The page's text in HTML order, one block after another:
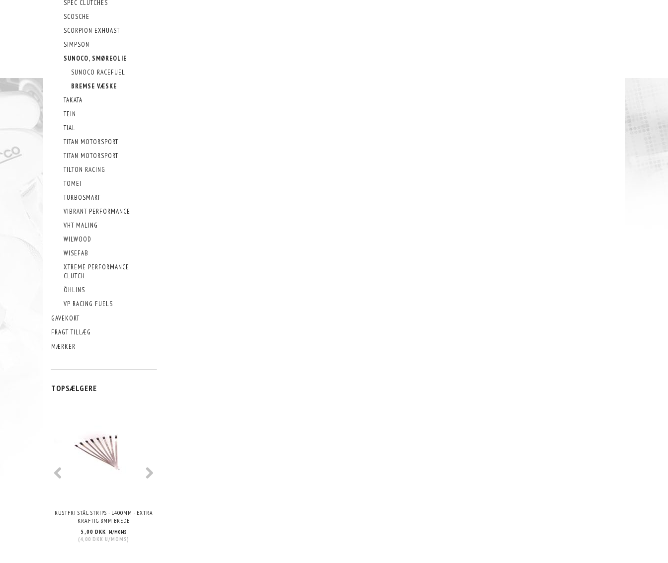
SPEC CLUTCHES
SCOSCHE
SCORPION EXHUAST
SIMPSON
SUNOCO, SMØREOLIE
SUNOCO RACEFUEL
BREMSE VÆSKE
TAKATA
TEIN
TIAL
TITAN MOTORSPORT
TITAN MOTORSPORT
TILTON RACING
TOMEI
TURBOSMART
VIBRANT PERFORMANCE
VHT MALING
WILWOOD
WISEFAB
XTREME PERFORMANCE
CLUTCH
ÖHLINS
VP RACING FUELS
GAVEKORT
FRAGT TILLÆG
MÆRKER
TOPSÆLGERE
RUSTFRI STÅL STRIPS - L400MM - EXTRA
KRAFTIG 8MM BREDE
5,00 DKK M/MOMS
(4,00 DKK U/MOMS)